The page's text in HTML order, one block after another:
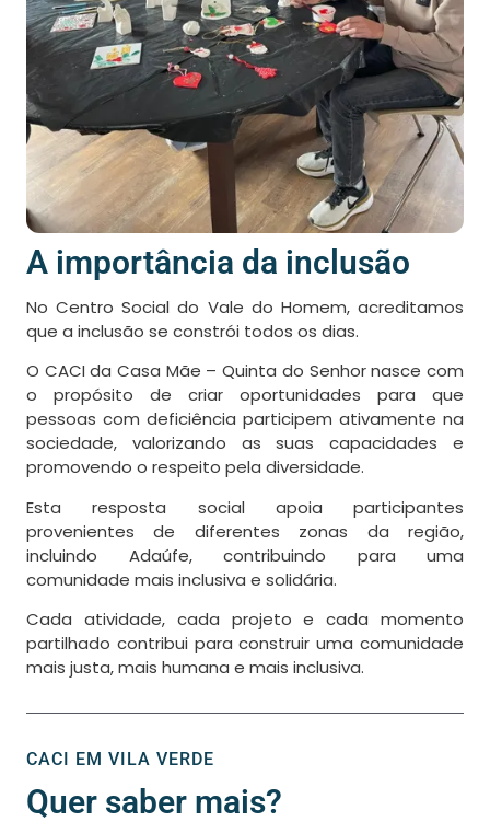
A importância da inclusão
No Centro Social do Vale do Homem, acreditamos
que a inclusão se constrói todos os dias.
O CACI da Casa Mãe – Quinta do Senhor nasce com
o propósito de criar oportunidades para que
pessoas com deficiência participem ativamente na
sociedade, valorizando as suas capacidades e
promovendo o respeito pela diversidade.
Esta resposta social apoia participantes
provenientes de diferentes zonas da região,
incluindo Adaúfe, contribuindo para uma
comunidade mais inclusiva e solidária.
Cada atividade, cada projeto e cada momento
partilhado contribui para construir uma comunidade
mais justa, mais humana e mais inclusiva.
CACI EM VILA VERDE
Quer saber mais?